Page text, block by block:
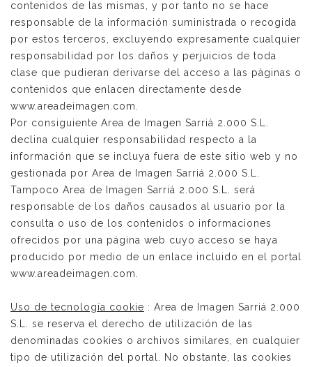
contenidos de las mismas, y por tanto no se hace
responsable de la información suministrada o recogida
por estos terceros, excluyendo expresamente cualquier
responsabilidad por los daños y perjuicios de toda
clase que pudieran derivarse del acceso a las páginas o
contenidos que enlacen directamente desde
www.areadeimagen.com.
Por consiguiente Area de Imagen Sarriá 2.000 S.L.
declina cualquier responsabilidad respecto a la
información que se incluya fuera de este sitio web y no
gestionada por Area de Imagen Sarriá 2.000 S.L.
Tampoco Area de Imagen Sarriá 2.000 S.L. será
responsable de los daños causados al usuario por la
consulta o uso de los contenidos o informaciones
ofrecidos por una página web cuyo acceso se haya
producido por medio de un enlace incluido en el portal
www.areadeimagen.com.
Uso de tecnología cookie : Area de Imagen Sarriá 2.000
S.L. se reserva el derecho de utilización de las
denominadas cookies o archivos similares, en cualquier
tipo de utilización del portal. No obstante, las cookies